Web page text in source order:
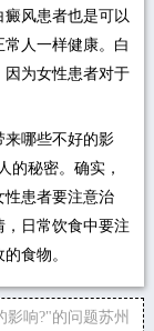
风患者也是可以
人一样健康。白
因为女性患者对于
哪些不好的影
的秘密。确实，
性患者要注意治
日常饮食中要注
食物。
响?"的问题苏州